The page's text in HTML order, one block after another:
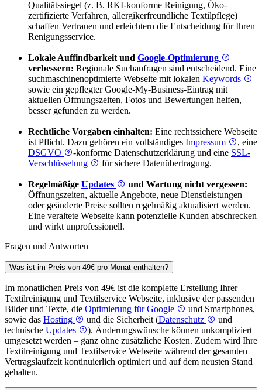
Qualitätssiegel (z. B. RKI-konforme Reinigung, Öko-
zertifizierte Verfahren, allergikerfreundliche Textilpflege)
schaffen Vertrauen und erleichtern die Entscheidung für Ihren
Renigungsservice.
Lokale Auffindbarkeit und Google-Optimierung
verbessern: Regionale Suchanfragen sind entscheidend. Eine
suchmaschinenoptimierte Webseite mit lokalen Keywords
sowie ein gepflegter Google-My-Business-Eintrag mit
aktuellen Öffnungszeiten, Fotos und Bewertungen helfen,
besser gefunden zu werden.
Rechtliche Vorgaben einhalten: Eine rechtssichere Webseite
ist Pflicht. Dazu gehören ein vollständiges Impressum
, eine
DSGVO
-konforme Datenschutzerklärung und eine SSL-
Verschlüsselung
für sichere Datenübertragung.
Regelmäßige Updates
und Wartung nicht vergessen:
Öffnungszeiten, aktuelle Angebote, neue Dienstleistungen
oder geänderte Preise sollten regelmäßig aktualisiert werden.
Eine veraltete Webseite kann potenzielle Kunden abschrecken
und wirkt unprofessionell.
Fragen und Antworten
Was ist im Preis von 49€ pro Monat enthalten?
Im monatlichen Preis von 49€ ist die komplette Erstellung Ihrer
Textil­reinigung und Textil­service Webseite, inklusive der passenden
Bilder und Texte, die Optimierung für Google
und Smartphones,
sowie das Hosting und die Sicherheit (Datenschutz
und
technische Updates
). Änderungswünsche können unkompliziert
umgesetzt werden – ganz ohne zusätzliche Kosten. Zudem wird Ihre
Textil­reinigung und Textil­service Webseite während der gesamten
Vertragslaufzeit kontinuierlich optimiert und auf dem neusten Stand
gehalten.